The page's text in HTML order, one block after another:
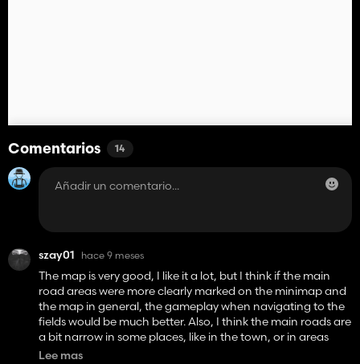
Comentarios 14
szay01 hace 9 meses
The map is very good, I like it a lot, but I think if the main
road areas were more clearly marked on the minimap and
the map in general, the gameplay when navigating to the
fields would be much better. Also, I think the main roads are
a bit narrow in some places, like in the town, or in areas
where when turning, you hit bushes, walls, and the bridge,
Lee mas